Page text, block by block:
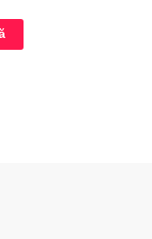
simptome
ale ochilor și